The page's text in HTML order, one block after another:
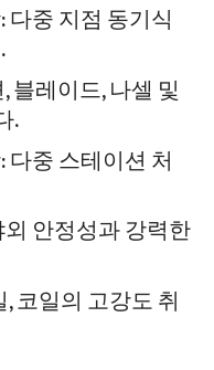
다중 지점 동기식
블레이드, 나셀 및
.
다중 스테이션 처
안정성과 강력한
코일의 고강도 취